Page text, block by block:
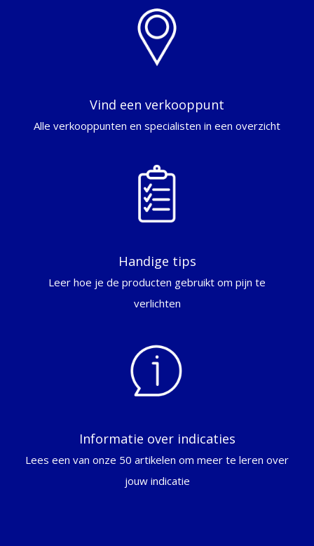
Vind een verkooppunt
Alle verkooppunten en specialisten in een overzicht
Handige tips
Leer hoe je de producten gebruikt om pijn te
verlichten
Informatie over indicaties
Lees een van onze 50 artikelen om meer te leren over
jouw indicatie